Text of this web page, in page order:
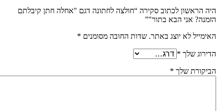
היה הראשון לכתוב סקירה “חולצה לחתונה דגם "אחלה חתן קיבלתם
הזמנה? אני הבא בתור"”
האימייל לא יוצג באתר. שדות החובה מסומנים *
הדירוג שלך *
הביקורת שלך *